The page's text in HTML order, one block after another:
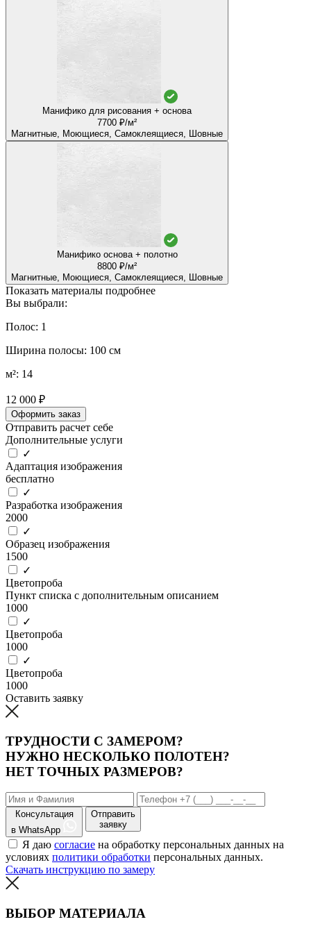
Манифико для рисования + основа
7700 ₽/м²
Магнитные, Моющиеся, Самоклеящиеся, Шовные
Манифико основа + полотно
8800 ₽/м²
Магнитные, Моющиеся, Самоклеящиеся, Шовные
Показать материалы подробнее
Вы выбрали:
Полос: 1
Ширина полосы: 100 см
м²: 14
12 000 ₽
Оформить заказ
Отправить расчет себе
Дополнительные услуги
✓
Адаптация изображения
бесплатно
✓
Разработка изображения
2000
✓
Образец изображения
1500
✓
Цветопроба
Пункт списка с дополнительным описанием
1000
✓
Цветопроба
1000
✓
Цветопроба
1000
Оставить заявку
ТРУДНОСТИ С ЗАМЕРОМ?
НУЖНО НЕСКОЛЬКО ПОЛОТЕН?
НЕТ ТОЧНЫХ РАЗМЕРОВ?
Консультация
в WhatsApp
Отправить
заявку
Я даю согласие на обработку персональных данных на
условиях политики обработки персональных данных.
Скачать инструкцию по замеру
ВЫБОР МАТЕРИАЛА